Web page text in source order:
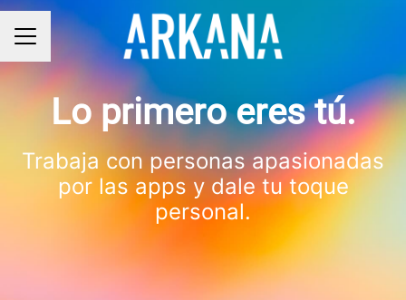
MENÚ DE EMPLEO
Lo primero eres tú.
Trabaja con personas apasionadas
por las apps y dale tu toque
personal.